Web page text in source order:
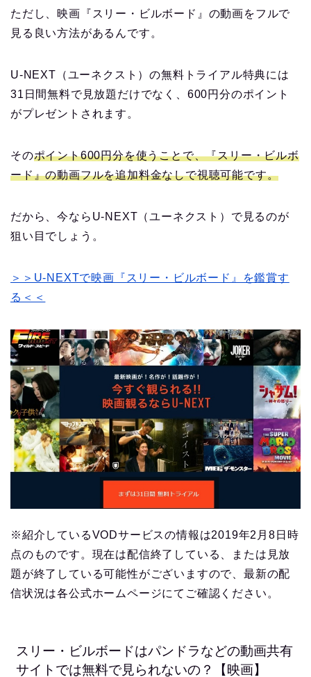
ただし、映画『スリー・ビルボード』の動画をフルで
見る良い方法があるんです。
U-NEXT（ユーネクスト）の無料トライアル特典には
31日間無料で見放題だけでなく、600円分のポイント
がプレゼントされます。
そのポイント600円分を使うことで、『スリー・ビルボ
ード』の動画フルを追加料金なしで視聴可能です。
だから、今ならU-NEXT（ユーネクスト）で見るのが
狙い目でしょう。
＞＞U-NEXTで映画『スリー・ビルボード』を鑑賞す
る＜＜
※紹介しているVODサービスの情報は2019年2月8日時
点のものです。現在は配信終了している、または見放
題が終了している可能性がございますので、最新の配
信状況は各公式ホームページにてご確認ください。
スリー・ビルボードはパンドラなどの動画共有
サイトでは無料で見られないの？【映画】